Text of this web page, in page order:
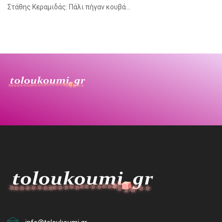
Στάθης Κεραμιδάς: Πάλι πήγαν κουβά…